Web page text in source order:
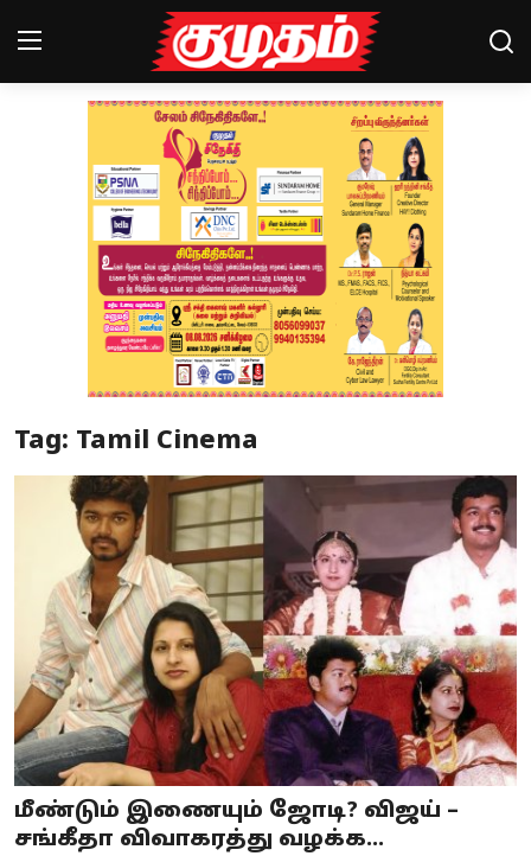
Magazines
Special Story
Business
Crime
Tamilnadu
National
World
Astrology
Tag: Tamil Cinema
மீண்டும் இணையும் ஜோடி? விஜய் –
சங்கீதா விவாகரத்து வழக்க...